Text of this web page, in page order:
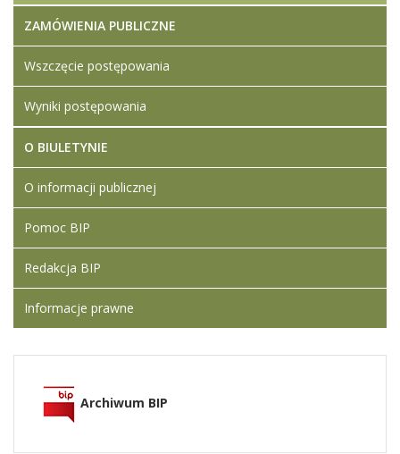
ZAMÓWIENIA PUBLICZNE
Wszczęcie postępowania
Wyniki postępowania
O BIULETYNIE
O informacji publicznej
Pomoc BIP
Redakcja BIP
Informacje prawne
Archiwum BIP